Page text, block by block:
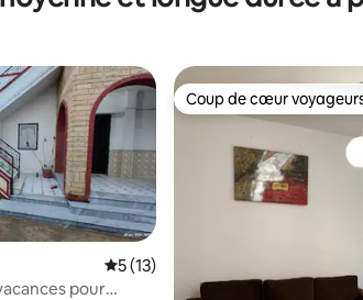
Évaluation moyenne sur la base
5 (13)
pour
Coup de cœur
Coup de cœur